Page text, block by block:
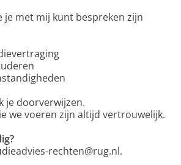
je met mij kunt bespreken zijn
je doorverwijzen.
we voeren zijn altijd vertrouwelijk.
rechten@rug.nl.